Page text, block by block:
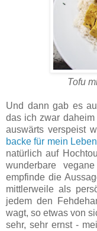
Tofu
Und dann gab es
das ich zwar
auswärts verspeist
backe für mein
natürlich auf
wunderbare
empfinde die
mittlerweile als
jedem den
wagt, so etwas von
sehr, sehr ernst -